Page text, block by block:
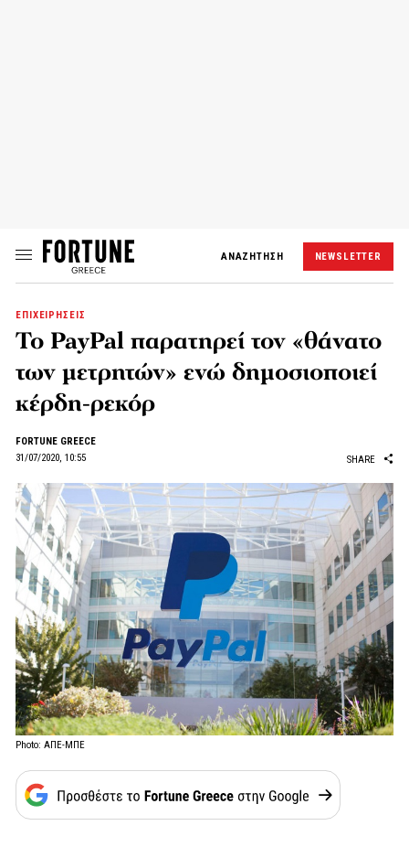
ΑΝΑΖΗΤΗΣΗ NEWSLETTER
ΕΠΙΧΕΙΡΗΣΕΙΣ
Το PayPal παρατηρεί τον «θάνατο
των μετρητών» ενώ δημοσιοποιεί
κέρδη-ρεκόρ
FORTUNE GREECE
31/07/2020, 10:55
SHARE
Photo: ΑΠΕ-ΜΠΕ